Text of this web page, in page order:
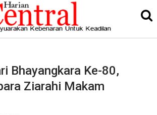
Bhayangkara Ke-80,
Ziarahi Makam